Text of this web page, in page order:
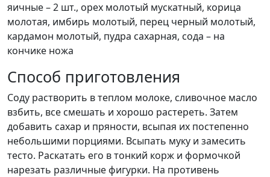
яичные – 2 шт., орех молотый мускатный, корица
молотая, имбирь молотый, перец черный молотый,
кардамон молотый, пудра сахарная, сода – на
кончике ножа
Способ приготовления
Соду растворить в теплом молоке, сливочное масло
взбить, все смешать и хорошо растереть. Затем
добавить сахар и пряности, всыпая их постепенно
небольшими порциями. Всыпать муку и замесить
тесто. Раскатать его в тонкий корж и формочкой
нарезать различные фигурки. На противень